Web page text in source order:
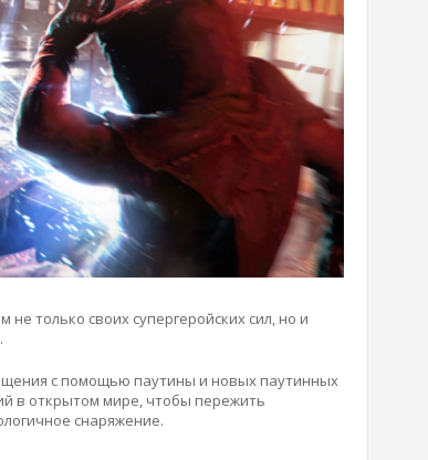
только своих супергеройских сил, но и
с помощью паутины и новых паутинных
в открытом мире, чтобы пережить
снаряжение.